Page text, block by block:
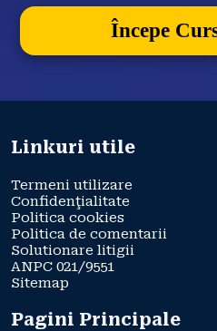
Începe
Linkuri utile
Termeni utilizare
Confidenţialitate
Politica cookies
Politica de comentarii
Solutionare litigii
ANPC 021/9551
Sitemap
Pagini Principale